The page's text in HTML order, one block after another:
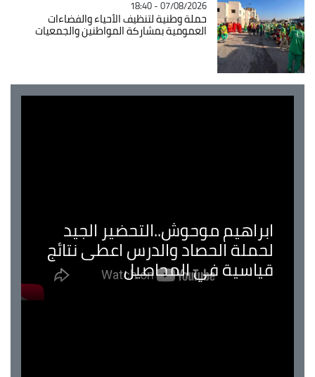
07/08/2026 - 18:40
حملة وطنية لتنظيف الأحياء والفضاءات
العمومية بمشاركة المواطنين والجمعيات
ابراهيم موحوش..التحضير الجيد
لحملة الحصاد والدرس اعطى نتائج
قياسية في المحاصيل